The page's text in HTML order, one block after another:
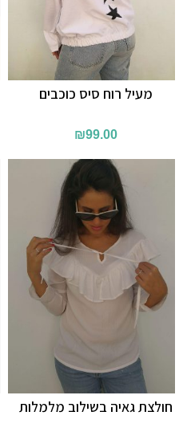
מעיל רוח סיס כוכבים
₪99.00
חולצת גאיה בשילוב מלמלות